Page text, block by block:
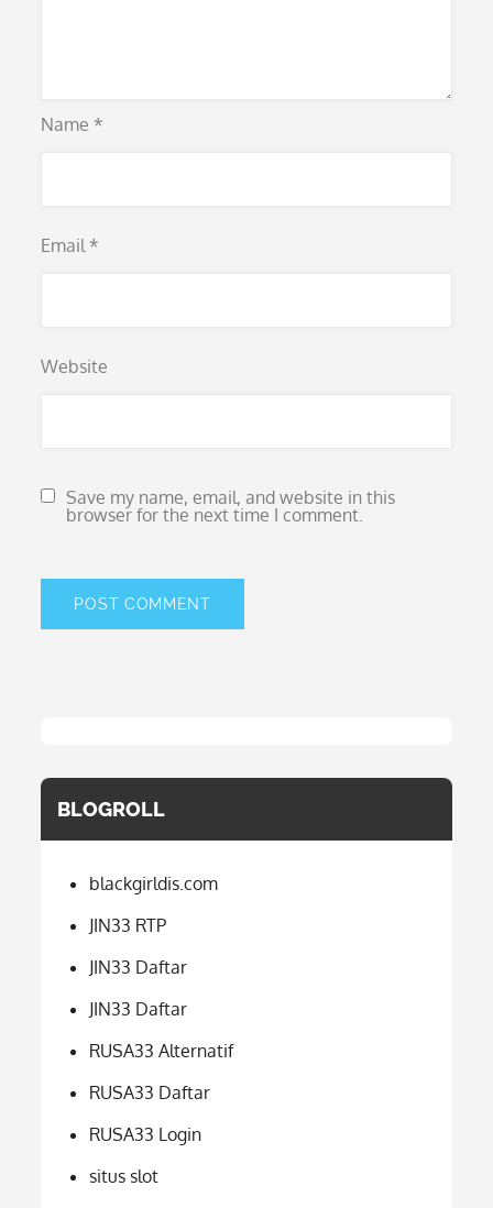
Name *
Email *
Website
Save my name, email, and website in this
browser for the next time I comment.
BLOGROLL
blackgirldis.com
JIN33 RTP
JIN33 Daftar
JIN33 Daftar
RUSA33 Alternatif
RUSA33 Daftar
RUSA33 Login
situs slot